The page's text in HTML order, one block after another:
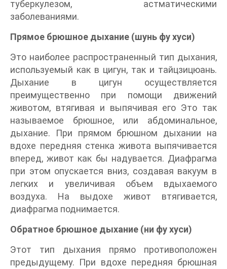
туберкулезом, астматическими
заболеваниями.
Прямое брюшное дыхание (шунь фу хуси)
Это наиболее распространенный тип дыхания,
используемый как в цигун, так и тайцзицюань.
Дыхание в цигун осуществляется
преимущественно при помощи движений
животом, втягивая и выпячивая его Это так
называемое брюшное, или абдоминальное,
дыхание. При прямом брюшном дыхании на
вдохе передняя стенка живота выпячивается
вперед, живот как бы надувается. Диафрагма
при этом опускается вниз, создавая вакуум в
легких и увеличивая объем вдыхаемого
воздуха. На выдохе живот втягивается,
диафрагма поднимается.
Обратное брюшное дыхание (ни фу хуси)
Этот тип дыхания прямо противоположен
предыдущему. При вдохе передняя брюшная